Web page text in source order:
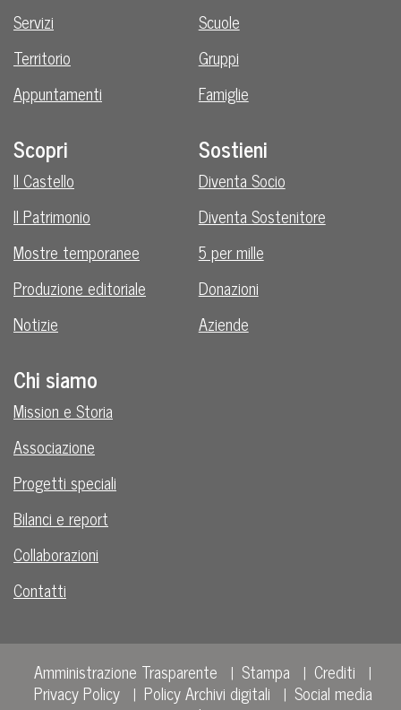
Servizi
Territorio
Appuntamenti
Scuole
Gruppi
Famiglie
Scopri
Il Castello
Il Patrimonio
Mostre temporanee
Produzione editoriale
Notizie
Sostieni
Diventa Socio
Diventa Sostenitore
5 per mille
Donazioni
Aziende
Chi siamo
Mission e Storia
Associazione
Progetti speciali
Bilanci e report
Collaborazioni
Contatti
Amministrazione Trasparente Stampa
Crediti
Privacy Policy
Policy Archivi digitali
Social media